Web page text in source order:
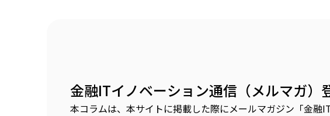
金融ITイノベーション通信（メルマガ）
本コラムは、本サイトに掲載した際にメールマガジン「金融